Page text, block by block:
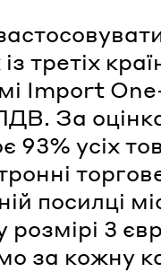
третіх
Import
За
93% усіх
посилці
розмірі 3
за кожну